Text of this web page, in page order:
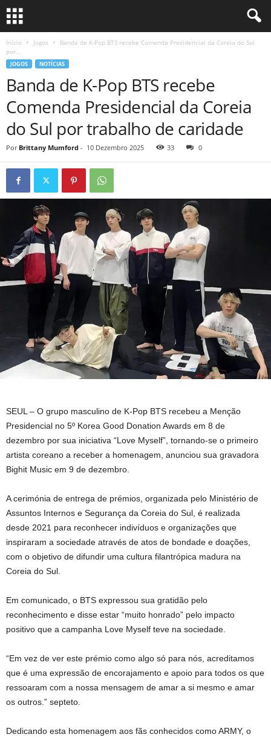
Início Jogos
Banda de K-Pop BTS recebe Comenda Presidencial da Coreia do Sul
por...
JOGOS NOTÍCIAS
Banda de K-Pop BTS recebe
Comenda Presidencial da Coreia
do Sul por trabalho de caridade
Por Brittany Mumford - 10 Dezembro 2025 33 0
SEUL – O grupo masculino de K-Pop BTS recebeu a Menção
Presidencial no 5º Korea Good Donation Awards em 8 de
dezembro por sua iniciativa “Love Myself”, tornando-se o primeiro
artista coreano a receber a homenagem, anunciou sua gravadora
Bighit Music em 9 de dezembro.
A cerimónia de entrega de prémios, organizada pelo Ministério de
Assuntos Internos e Segurança da Coreia do Sul, é realizada
desde 2021 para reconhecer indivíduos e organizações que
inspiraram a sociedade através de atos de bondade e doações,
com o objetivo de difundir uma cultura filantrópica madura na
Coreia do Sul.
Em comunicado, o BTS expressou sua gratidão pelo
reconhecimento e disse estar “muito honrado” pelo impacto
positivo que a campanha Love Myself teve na sociedade.
“Em vez de ver este prémio como algo só para nós, acreditamos
que é uma expressão de encorajamento e apoio para todos os que
ressoaram com a nossa mensagem de amar a si mesmo e amar
os outros.” septeto
Dedicando esta homenagem aos fãs conhecidos como ARMY, o